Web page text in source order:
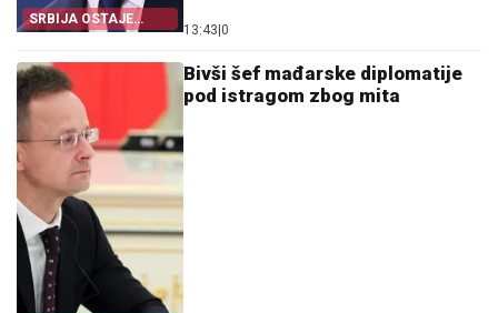
SRBIJA OSTAJE
DOSLJEDNA POVELJI
13:43 0
Bivši šef mađarske diplomatije
pod istragom zbog mita